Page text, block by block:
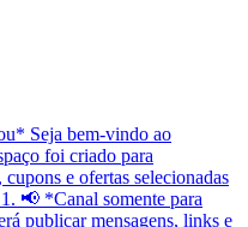
Seja bem-vindo ao
foi criado para
e ofertas selecionadas
📢 *Canal somente para
publicar mensagens, links e